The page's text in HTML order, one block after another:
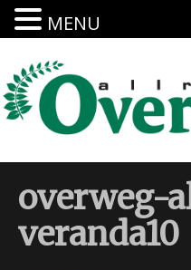
overweg-
veranda10
MENU